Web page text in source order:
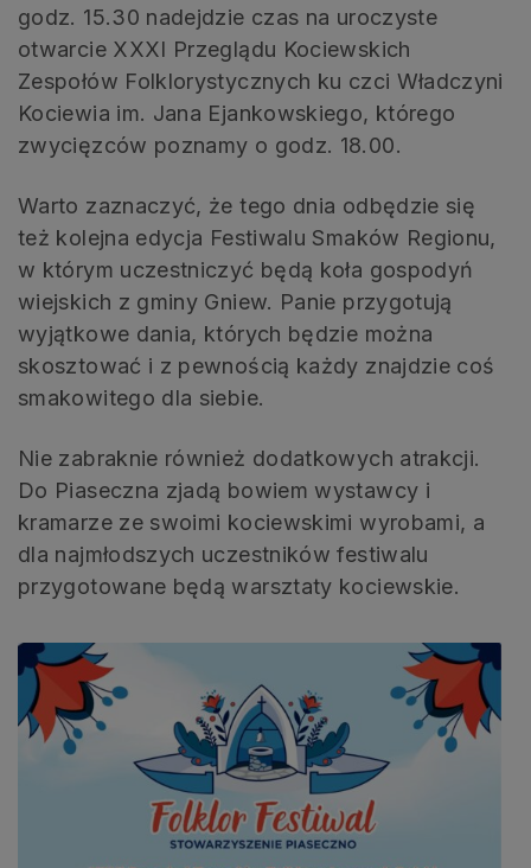
godz. 15.30 nadejdzie czas na uroczyste
otwarcie XXXI Przeglądu Kociewskich
Zespołów Folklorystycznych ku czci Władczyni
Kociewia im. Jana Ejankowskiego, którego
zwycięzców poznamy o godz. 18.00.
Warto zaznaczyć, że tego dnia odbędzie się
też kolejna edycja Festiwalu Smaków Regionu,
w którym uczestniczyć będą koła gospodyń
wiejskich z gminy Gniew. Panie przygotują
wyjątkowe dania, których będzie można
skosztować i z pewnością każdy znajdzie coś
smakowitego dla siebie.
Nie zabraknie również dodatkowych atrakcji.
Do Piaseczna zjadą bowiem wystawcy i
kramarze ze swoimi kociewskimi wyrobami, a
dla najmłodszych uczestników festiwalu
przygotowane będą warsztaty kociewskie.